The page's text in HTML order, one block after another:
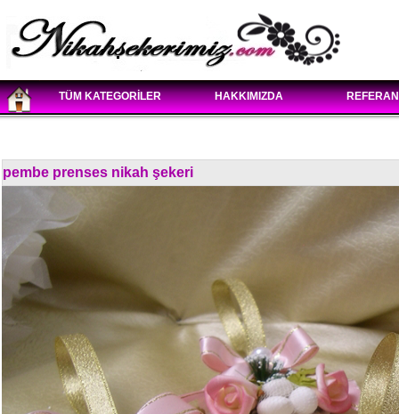
TÜM KATEGORİLER HAKKIMIZDA
pembe prenses nikah şekeri